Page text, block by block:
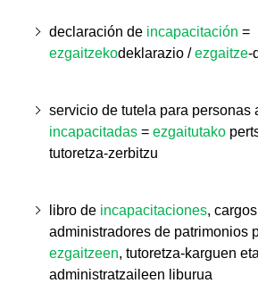
declaración de incapacitación =
ezgaitzekodeklarazio /ezgaitze-
servicio de tutela para personas
incapacitadas = ezgaitutako
tutoretza-zerbitzu
libro de incapacitaciones,
administradores de patrimonios
ezgaitzeen, tutoretza-karguen
administratzaileen liburua